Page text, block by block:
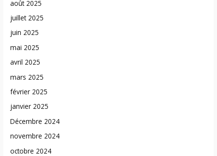
août 2025
juillet 2025
juin 2025
mai 2025
avril 2025
mars 2025
février 2025
janvier 2025
Décembre 2024
novembre 2024
octobre 2024